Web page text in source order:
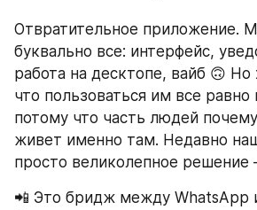
Отвратительное приложение.
буквально все: интерфейс,
работа на десктопе, вайб 🙃 Но
что пользоваться им все равно
потому что часть людей
живет именно там. Недавно
просто великолепное
📲 Это бридж между WhatsApp